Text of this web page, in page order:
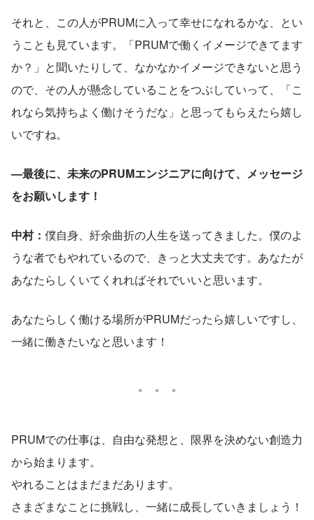
それと、この人がPRUMに入って幸せになれるかな、とい
うことも見ています。「PRUMで働くイメージできてます
か？」と聞いたりして、なかなかイメージできないと思う
ので、その人が懸念していることをつぶしていって、「こ
れなら気持ちよく働けそうだな」と思ってもらえたら嬉し
いですね。
—最後に、未来のPRUMエンジニアに向けて、メッセージ
をお願いします！
中村： 僕自身、紆余曲折の人生を送ってきました。僕のよ
うな者でもやれているので、きっと大丈夫です。あなたが
あなたらしくいてくれればそれでいいと思います。
あなたらしく働ける場所がPRUMだったら嬉しいですし、
一緒に働きたいなと思います！
PRUMでの仕事は、自由な発想と、限界を決めない創造力
から始まります。
やれることはまだまだあります。
さまざまなことに挑戦し、一緒に成長していきましょう！